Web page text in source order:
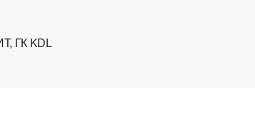
ГК KDL